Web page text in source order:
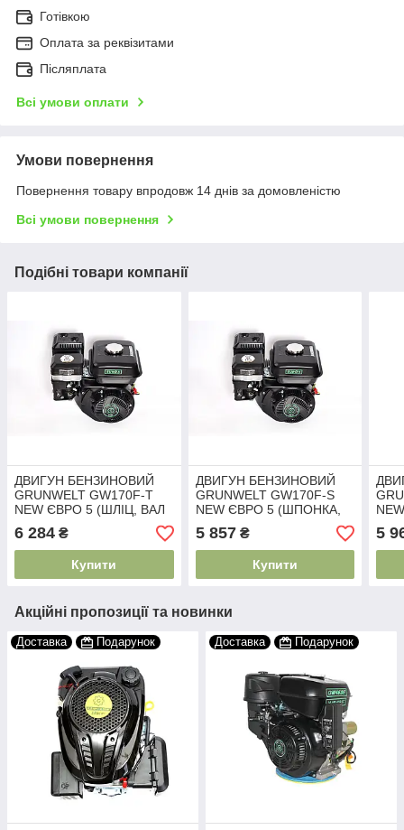
Готівкою
Оплата за реквізитами
Післяплата
Всі умови оплати
Умови повернення
Повернення товару впродовж 14 днів за домовленістю
Всі умови повернення
Подібні товари компанії
ДВИГУН БЕНЗИНОВИЙ
GRUNWELT GW170F-T
NEW ЄВРО 5 (ШЛІЦ, ВАЛ
25 ММ, 7.0 Л. С.)
6 284 ₴
Купити
ДВИГУН БЕНЗИНОВИЙ
GRUNWELT GW170F-S
NEW ЄВРО 5 (ШПОНКА,
ВАЛ 20 ММ, 7.0 Л. С.)
5 857₴
Купити
ВАЛ
5
Акційні пропозиції та новинки
Доставка Подарунок Доставка Подарунок